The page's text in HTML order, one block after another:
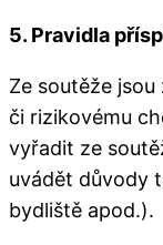
5. Pravidla
Ze soutěže
či rizikovému
vyřadit ze
uvádět důvody
bydliště apod.).